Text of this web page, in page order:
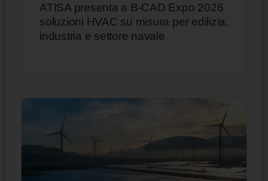
ATISA presenta a B-CAD Expo 2026
soluzioni HVAC su misura per edilizia,
industria e settore navale